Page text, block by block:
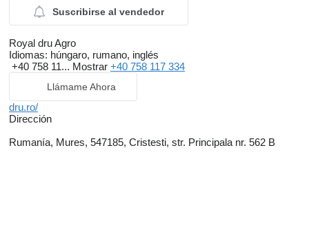
Suscribirse al vendedor
Royal dru Agro
Idiomas: húngaro, rumano, inglés
+40 758 11... Mostrar +40 758 117 334
Llámame Ahora
dru.ro/
Dirección
Rumanía, Mures, 547185, Cristesti, str. Principala nr. 562 B